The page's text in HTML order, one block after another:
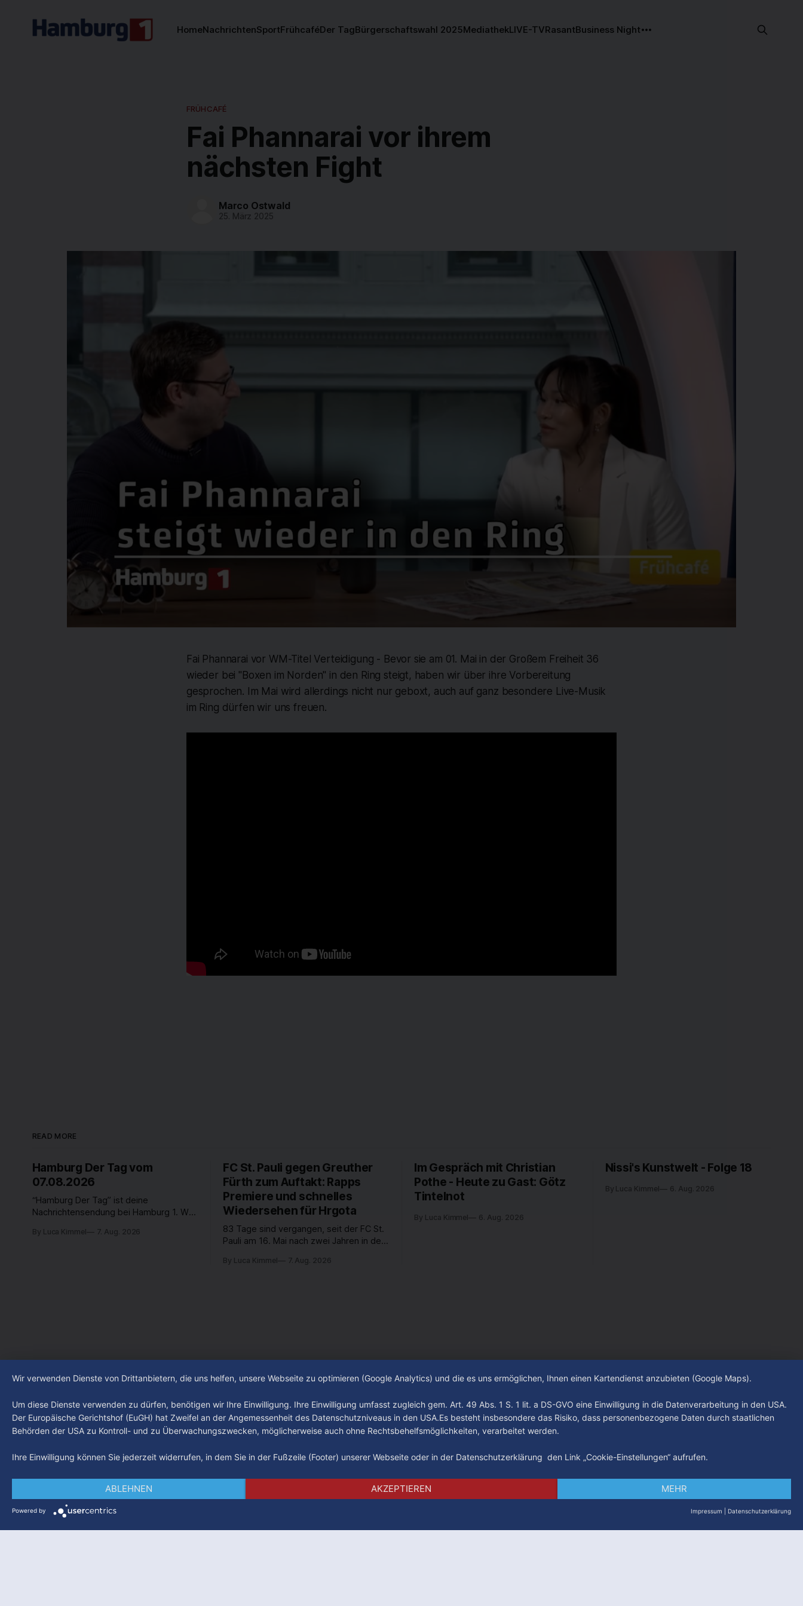
HomeNachrichtenSportFrühcaféDer TagBürgerschaftswahl 2025MediathekLIVE-TVRasantBusiness Night
FRÜHCAFÉ
Fai Phannarai vor ihrem
nächsten Fight
Marco Ostwald
25. März 2025
Fai Phannarai vor WM-Titel Verteidigung - Bevor sie am 01. Mai in der Großem Freiheit 36
wieder bei "Boxen im Norden" in den Ring steigt, haben wir über ihre Vorbereitung
gesprochen. Im Mai wird allerdings nicht nur geboxt, auch auf ganz besondere Live-Musik
im Ring dürfen wir uns freuen.
READ MORE
Hamburg Der Tag vom
07.08.2026
“Hamburg Der Tag” ist deine
Nachrichtensendung bei Hamburg 1. Was
beschäftigt die Hamburgerinnen und
By Luca Kimmel 7. Aug. 2026
FC St. Pauli gegen Greuther
Fürth zum Auftakt: Rapps
Premiere und schnelles
Wiedersehen für Hrgota
83 Tage sind vergangen, seit der FC St.
Pauli am 16. Mai nach zwei Jahren in der
abgestiegen ist. In dieser Zeit erlebte
By Luca Kimmel 7. Aug. 2026
Im Gespräch mit Christian
Pothe - Heute zu Gast: Götz
Tintelnot
By Luca Kimmel 6. Aug. 2026
Nissi's Kunstwelt - Folge 18
By Luca Kimmel 6. Aug. 2026
ImpressumDatenschutzAGB
Wir verwenden Dienste von Drittanbietern, die uns helfen, unsere Webseite zu optimieren (Google Analytics) und die es uns ermöglichen, Ihnen einen Kartendienst anzubieten (Google Maps).
Um diese Dienste verwenden zu dürfen, benötigen wir Ihre Einwilligung. Ihre Einwilligung umfasst zugleich gem. Art. 49 Abs. 1 S. 1 lit. a DS-GVO eine Einwilligung in die Datenverarbeitung in den USA.
Der Europäische Gerichtshof (EuGH) hat Zweifel an der Angemessenheit des Datenschutzniveaus in den USA.Es besteht insbesondere das Risiko, dass personenbezogene Daten durch staatlichen
Behörden der USA zu Kontroll- und zu Überwachungszwecken, möglicherweise auch ohne Rechtsbehelfsmöglichkeiten, verarbeitet werden.
Ihre Einwilligung können Sie jederzeit widerrufen, in dem Sie in der Fußzeile (Footer) unserer Webseite oder in der Datenschutzerklärung den Link „Cookie-Einstellungen“ aufrufen.
ABLEHNEN AKZEPTIEREN MEHR
Powered by Impressum Datenschutzerklärung